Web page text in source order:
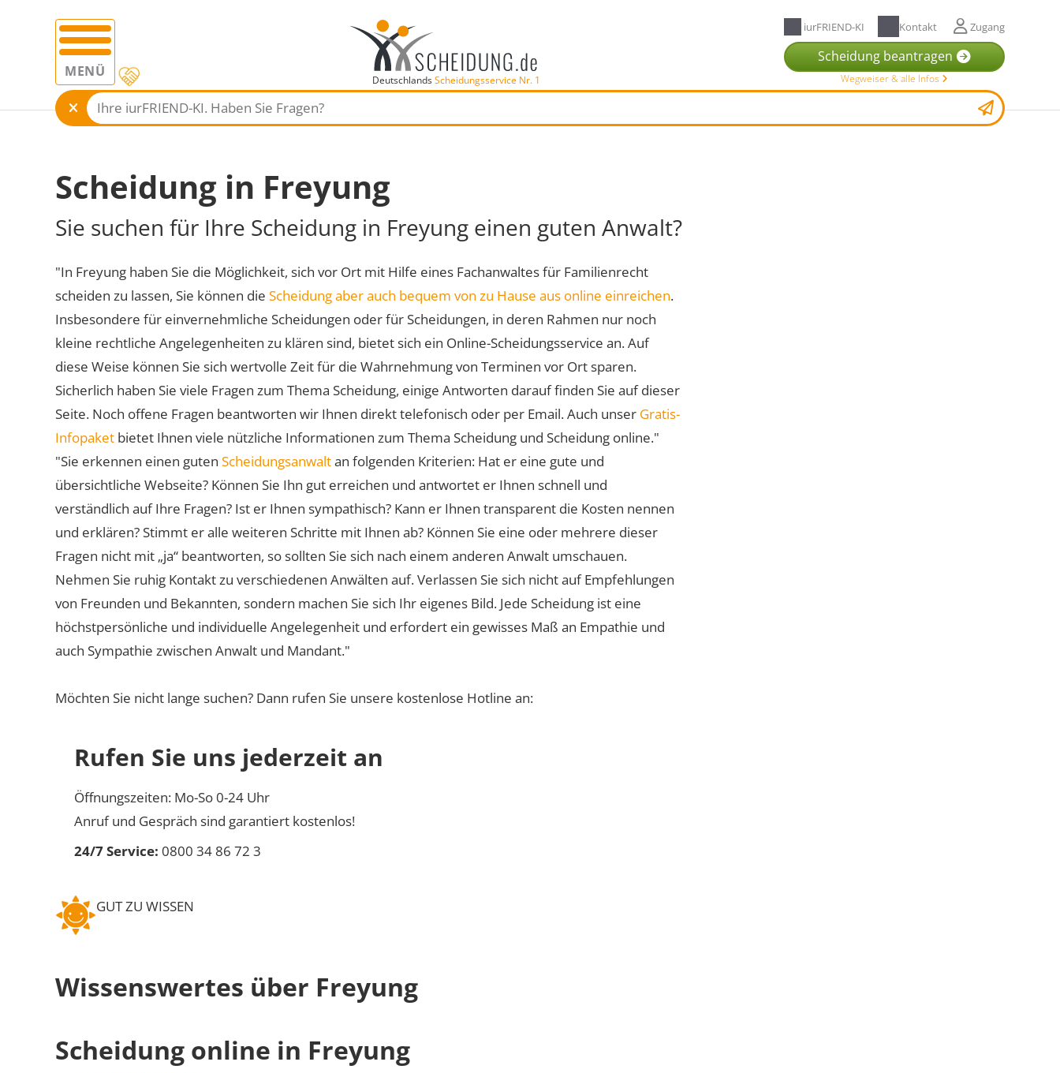
MENÜ DeutschlandsScheidungsservice Nr. 1
iurFRIEND-KI Kontakt Zugang
Scheidung beantragen
Wegweiser & alle Infos
Scheidung in Freyung
Sie suchen für Ihre Scheidung in Freyung einen guten Anwalt?
"In Freyung haben Sie die Möglichkeit, sich vor Ort mit Hilfe eines Fachanwaltes für Familienrecht
scheiden zu lassen, Sie können die Scheidung aber auch bequem von zu Hause aus online einreichen.
Insbesondere für einvernehmliche Scheidungen oder für Scheidungen, in deren Rahmen nur noch
kleine rechtliche Angelegenheiten zu klären sind, bietet sich ein Online-Scheidungsservice an. Auf
diese Weise können Sie sich wertvolle Zeit für die Wahrnehmung von Terminen vor Ort sparen.
Sicherlich haben Sie viele Fragen zum Thema Scheidung, einige Antworten darauf finden Sie auf dieser
Seite. Noch offene Fragen beantworten wir Ihnen direkt telefonisch oder per Email. Auch unser Gratis-
Infopaket bietet Ihnen viele nützliche Informationen zum Thema Scheidung und Scheidung online."
"Sie erkennen einen guten Scheidungsanwaltan folgenden Kriterien: Hat er eine gute und
übersichtliche Webseite? Können Sie Ihn gut erreichen und antwortet er Ihnen schnell und
verständlich auf Ihre Fragen? Ist er Ihnen sympathisch? Kann er Ihnen transparent die Kosten nennen
und erklären? Stimmt er alle weiteren Schritte mit Ihnen ab? Können Sie eine oder mehrere dieser
Fragen nicht mit „ja“ beantworten, so sollten Sie sich nach einem anderen Anwalt umschauen.
Nehmen Sie ruhig Kontakt zu verschiedenen Anwälten auf. Verlassen Sie sich nicht auf Empfehlungen
von Freunden und Bekannten, sondern machen Sie sich Ihr eigenes Bild. Jede Scheidung ist eine
höchstpersönliche und individuelle Angelegenheit und erfordert ein gewisses Maß an Empathie und
auch Sympathie zwischen Anwalt und Mandant."
Möchten Sie nicht lange suchen? Dann rufen Sie unsere kostenlose Hotline an:
Rufen Sie uns jederzeit an
Öffnungszeiten: Mo-So 0-24 Uhr
Anruf und Gespräch sind garantiert kostenlos!
24/7 Service: 0800 34 86 72 3
GUT ZU WISSEN
Wissenswertes über Freyung
Scheidung online in Freyung